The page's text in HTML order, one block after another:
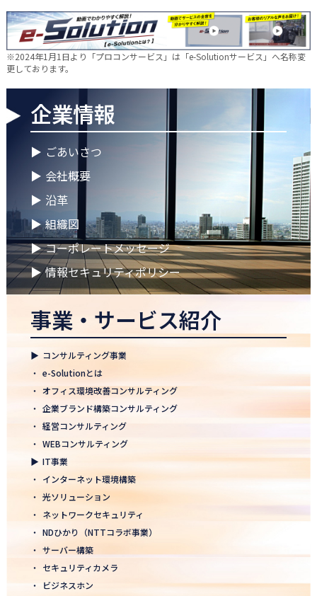
2026.05.13
新卒第10期生 OJT研修の様子をご紹介✨
2026.04.28
2026.04.28
ゴールデンウイークに伴う休業期間のお知らせ
2026.04.25
徳島オフィス 事務所移転のお知らせ
2026.04.02
🌸2026年度 入社式🌸
2026.03.09
健康経営優良法人2026に認定 ― 日本電通グループの健康経営への
取り組み
2026.02.09
「すべての日本企業を世界へ」─ 日本電通株式会社、登録支援機
2026.01.26
知覧幹部研修に行って参りました
2026年 新年のご挨拶
2025.12.26
一年の感謝を込めて、大掃除を行いました！ ～年末のご挨拶～
2025.12.12
年末年始休業のお知らせ
2025年度上期「NTT-WEST 1000×CLUB」認定式にて表彰
※2024年1月1日より「プロコンサービス」は「e-Solutionサービス」へ名称変
更しております。
企業情報
▶ ごあいさつ
▶ 会社概要
▶ 沿革
▶ 組織図
▶ コーポレートメッセージ
▶ 情報セキュリティポリシー
事業・サービス紹介
▶ コンサルティング事業
・ e-Solutionとは
・ オフィス環境改善コンサルティング
・ 企業ブランド構築コンサルティング
・ 経営コンサルティング
・ WEBコンサルティング
▶ IT事業
・ インターネット環境構築
・ 光ソリューション
・ ネットワークセキュリティ
・ NDひかり（NTTコラボ事業）
・ サーバー構築
・ セキュリティカメラ
・
ビジネスホン